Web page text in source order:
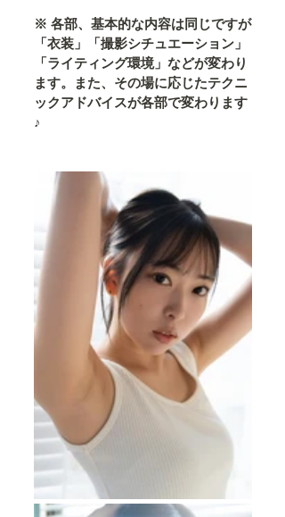
※ 各部、基本的な内容は同じですが
「衣装」「撮影シチュエーション」
「ライティング環境」などが変わり
ます。また、その場に応じたテクニ
ックアドバイスが各部で変わります
♪